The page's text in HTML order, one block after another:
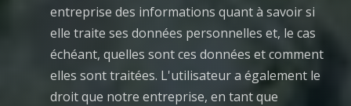
entreprise des informations quant à savoir si
elle traite ses données personnelles et, le cas
échéant, quelles sont ces données et comment
elles sont traitées. L'utilisateur a également le
droit que notre entreprise, en tant que